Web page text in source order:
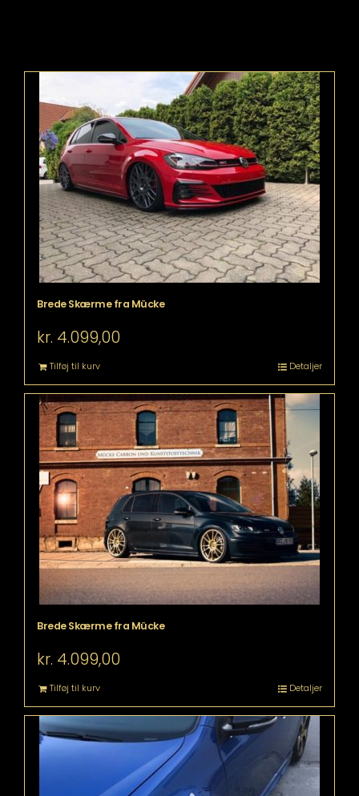
Brede Skærme fra Mücke
kr. 4.099,00
Tilføj til kurv Detaljer
Brede Skærme fra Mücke
kr. 4.099,00
Tilføj til kurv Detaljer